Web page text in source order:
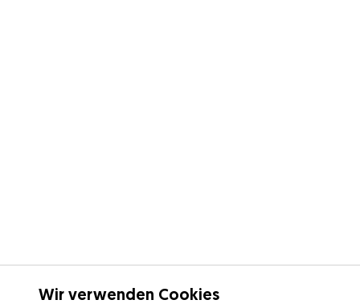
Wir verwenden Cookies